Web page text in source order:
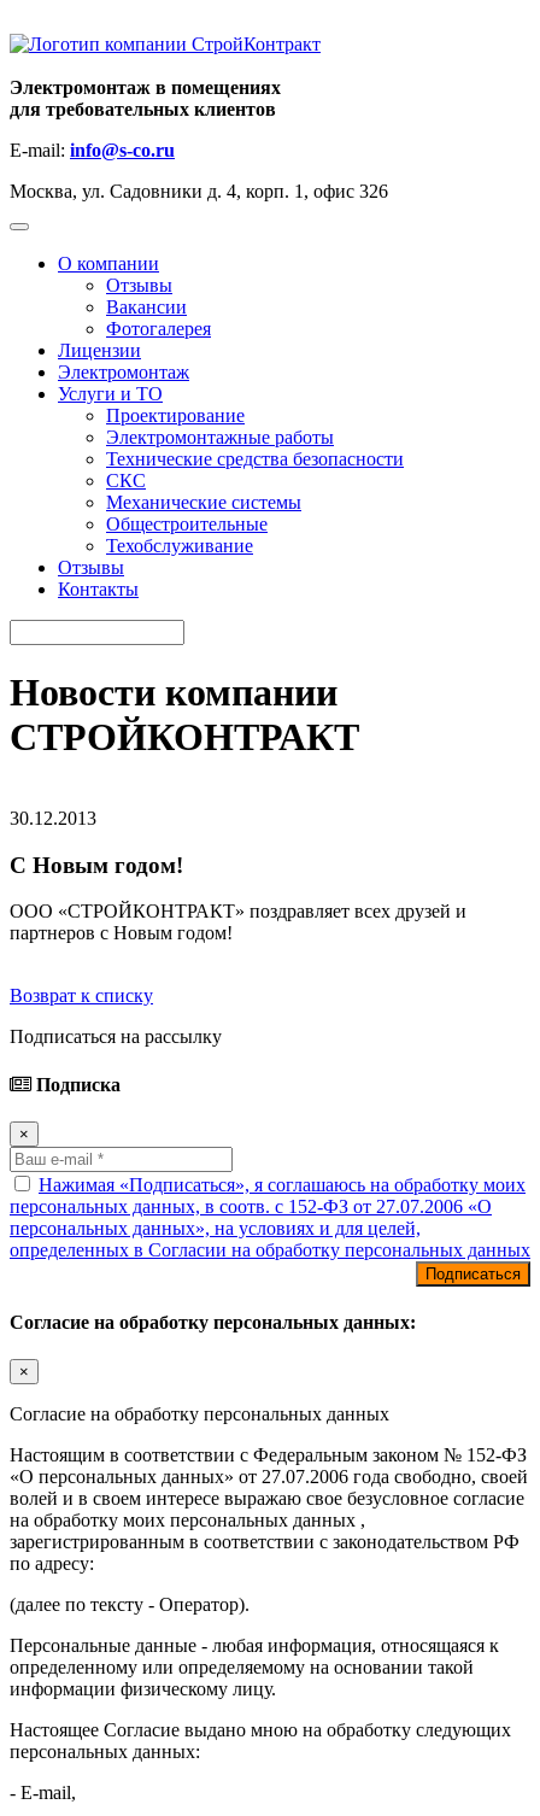
Электромонтаж в помещениях
для требовательных клиентов
E-mail: info@s-co.ru
Москва, ул. Садовники д. 4, корп. 1, офис 326
О компании
Отзывы
Вакансии
Фотогалерея
Лицензии
Электромонтаж
Услуги и ТО
Проектирование
Электромонтажные работы
Технические средства безопасности
СКС
Механические системы
Общестроительные
Техобслуживание
Отзывы
Контакты
Новости компании
СТРОЙКОНТРАКТ
30.12.2013
С Новым годом!
ООО «СТРОЙКОНТРАКТ» поздравляет всех друзей и
партнеров с Новым годом!
Возврат к списку
Подписаться на рассылку
Подписка
×
Нажимая «Подписаться», я соглашаюсь на обработку моих
персональных данных, в соотв. с 152-ФЗ от 27.07.2006 «О
персональных данных», на условиях и для целей,
определенных в Согласии на обработку персональных данных
Согласие на обработку персональных данных:
×
Согласие на обработку персональных данных
Настоящим в соответствии с Федеральным законом № 152-ФЗ
«О персональных данных» от 27.07.2006 года свободно, своей
волей и в своем интересе выражаю свое безусловное согласие
на обработку моих персональных данных ,
зарегистрированным в соответствии с законодательством РФ
по адресу:
(далее по тексту - Оператор).
Персональные данные - любая информация, относящаяся к
определенному или определяемому на основании такой
информации физическому лицу.
Настоящее Согласие выдано мною на обработку следующих
персональных данных:
- E-mail,